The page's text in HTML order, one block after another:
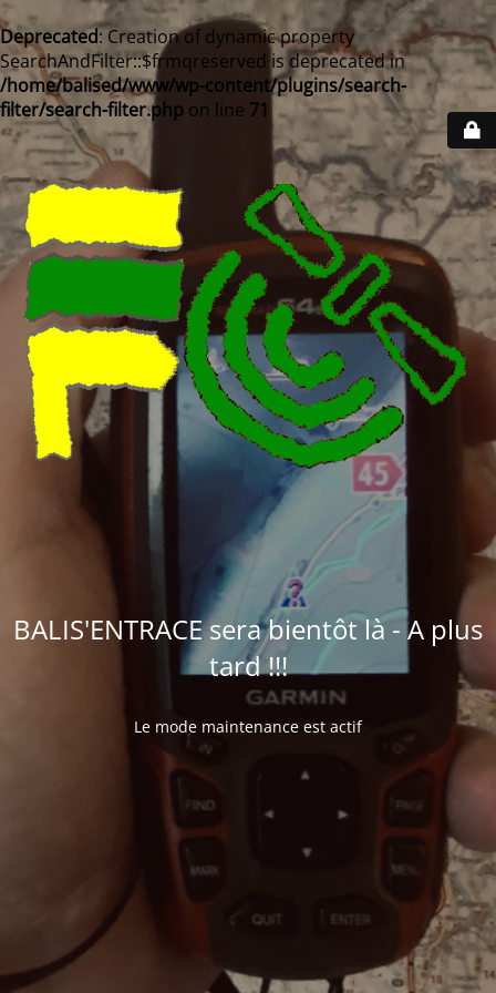
Deprecated: Creation of dynamic property
SearchAndFilter::$frmqreserved is deprecated in
/home/balised/www/wp-content/plugins/search-
filter/search-filter.php on line 71
BALIS'ENTRACE sera bientôt là - A plus
tard !!!
Le mode maintenance est actif